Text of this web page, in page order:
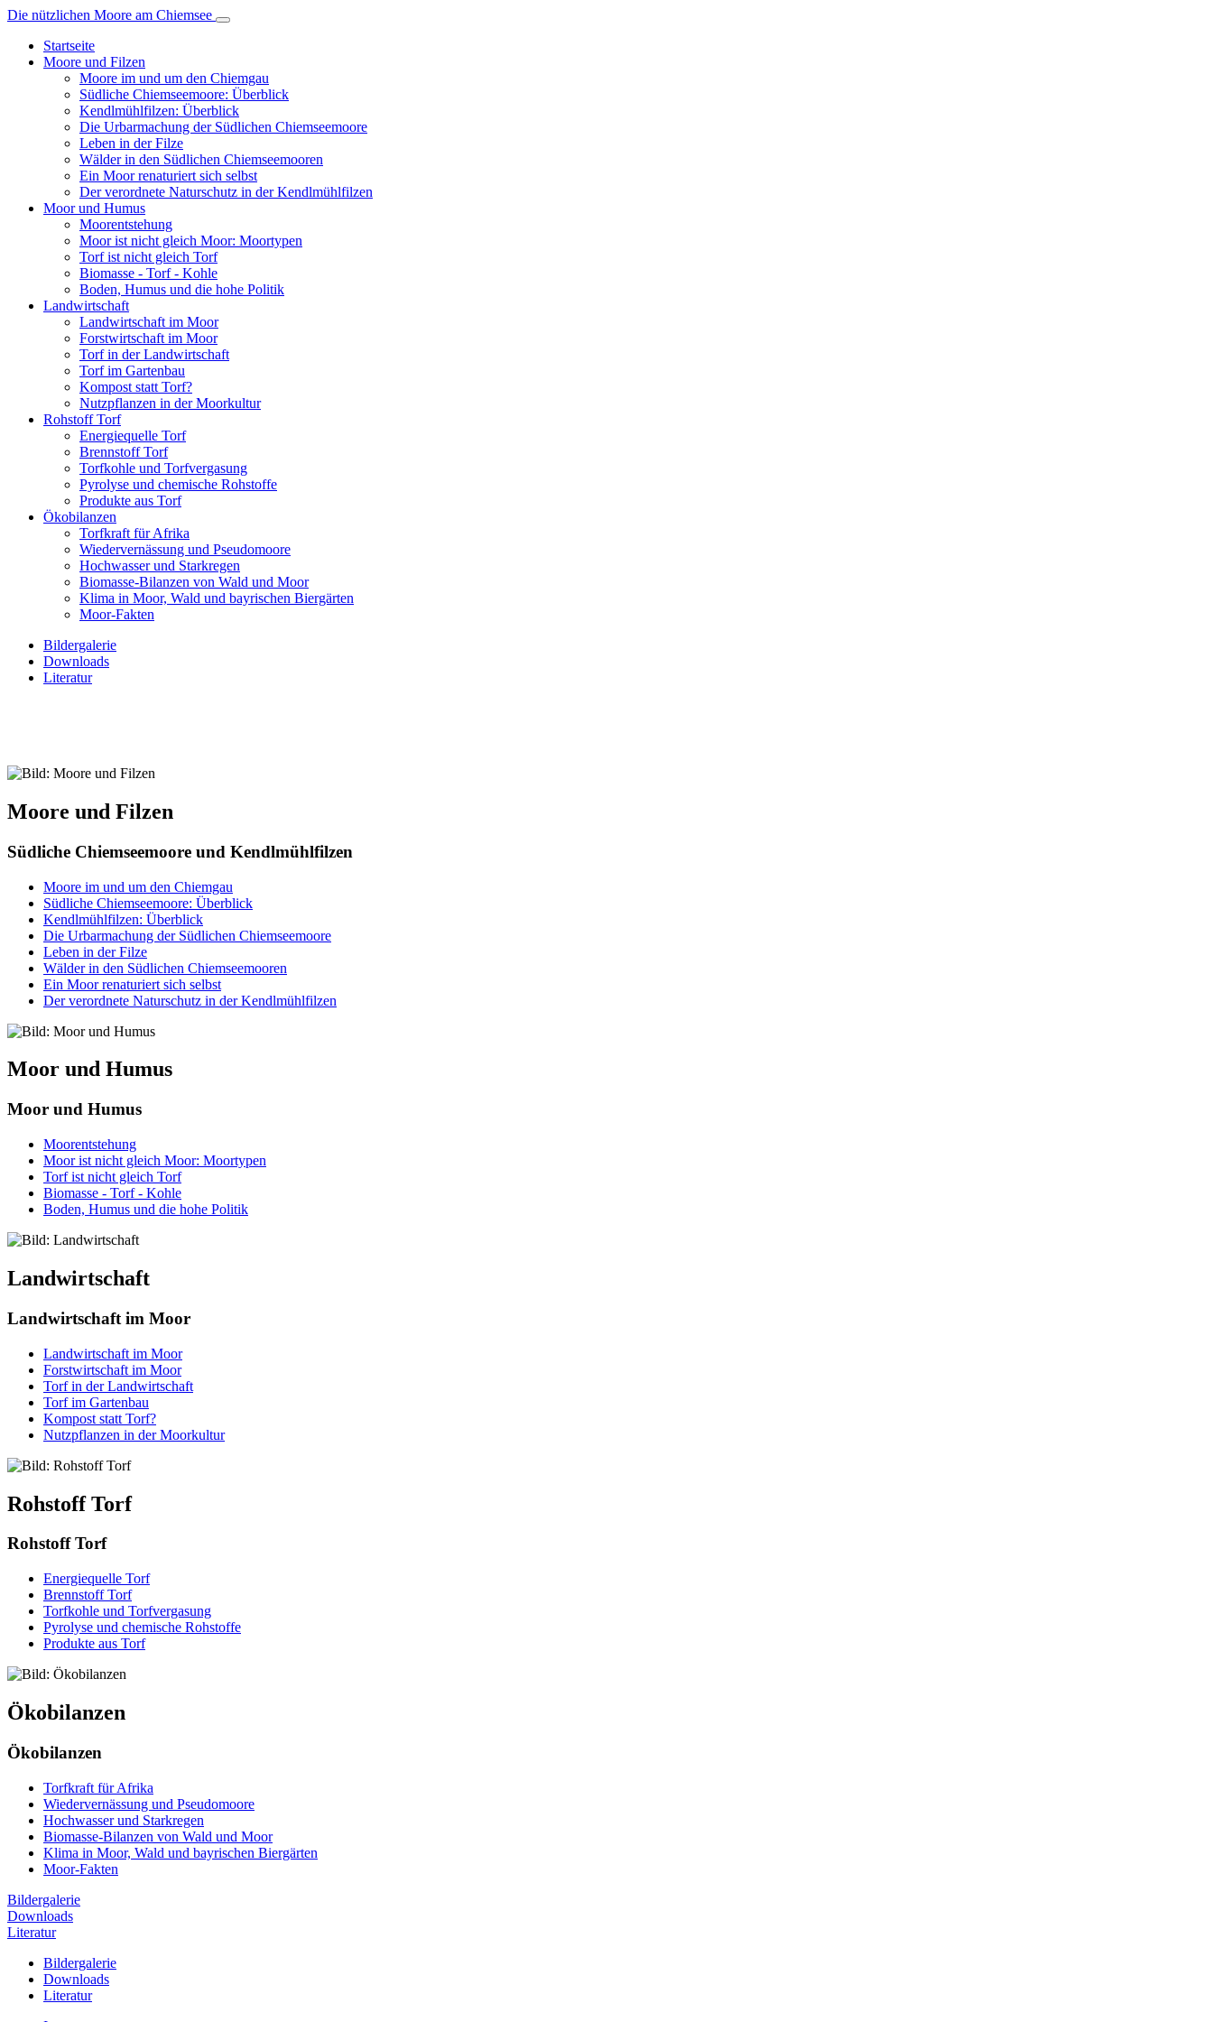
Die nützlichen Moore am Chiemsee
Startseite
Moore und Filzen
Moore im und um den Chiemgau
Südliche Chiemseemoore: Überblick
Kendlmühlfilzen: Überblick
Die Urbarmachung der Südlichen Chiemseemoore
Leben in der Filze
Wälder in den Südlichen Chiemseemooren
Ein Moor renaturiert sich selbst
Der verordnete Naturschutz in der Kendlmühlfilzen
Moor und Humus
Moorentstehung
Moor ist nicht gleich Moor: Moortypen
Torf ist nicht gleich Torf
Biomasse - Torf - Kohle
Boden, Humus und die hohe Politik
Landwirtschaft
Landwirtschaft im Moor
Forstwirtschaft im Moor
Torf in der Landwirtschaft
Torf im Gartenbau
Kompost statt Torf?
Nutzpflanzen in der Moorkultur
Rohstoff Torf
Energiequelle Torf
Brennstoff Torf
Torfkohle und Torfvergasung
Pyrolyse und chemische Rohstoffe
Produkte aus Torf
Ökobilanzen
Torfkraft für Afrika
Wiedervernässung und Pseudomoore
Hochwasser und Starkregen
Biomasse-Bilanzen von Wald und Moor
Klima in Moor, Wald und bayrischen Biergärten
Moor-Fakten
Bildergalerie
Downloads
Literatur
Moore und Filzen
Südliche Chiemseemoore und Kendlmühlfilzen
Moore im und um den Chiemgau
Südliche Chiemseemoore: Überblick
Kendlmühlfilzen: Überblick
Die Urbarmachung der Südlichen Chiemseemoore
Leben in der Filze
Wälder in den Südlichen Chiemseemooren
Ein Moor renaturiert sich selbst
Der verordnete Naturschutz in der Kendlmühlfilzen
Moor und Humus
Moor und Humus
Moorentstehung
Moor ist nicht gleich Moor: Moortypen
Torf ist nicht gleich Torf
Biomasse - Torf - Kohle
Boden, Humus und die hohe Politik
Landwirtschaft
Landwirtschaft im Moor
Landwirtschaft im Moor
Forstwirtschaft im Moor
Torf in der Landwirtschaft
Torf im Gartenbau
Kompost statt Torf?
Nutzpflanzen in der Moorkultur
Rohstoff Torf
Rohstoff Torf
Energiequelle Torf
Brennstoff Torf
Torfkohle und Torfvergasung
Pyrolyse und chemische Rohstoffe
Produkte aus Torf
Ökobilanzen
Ökobilanzen
Torfkraft für Afrika
Wiedervernässung und Pseudomoore
Hochwasser und Starkregen
Biomasse-Bilanzen von Wald und Moor
Klima in Moor, Wald und bayrischen Biergärten
Moor-Fakten
Bildergalerie
Downloads
Literatur
Bildergalerie
Downloads
Literatur